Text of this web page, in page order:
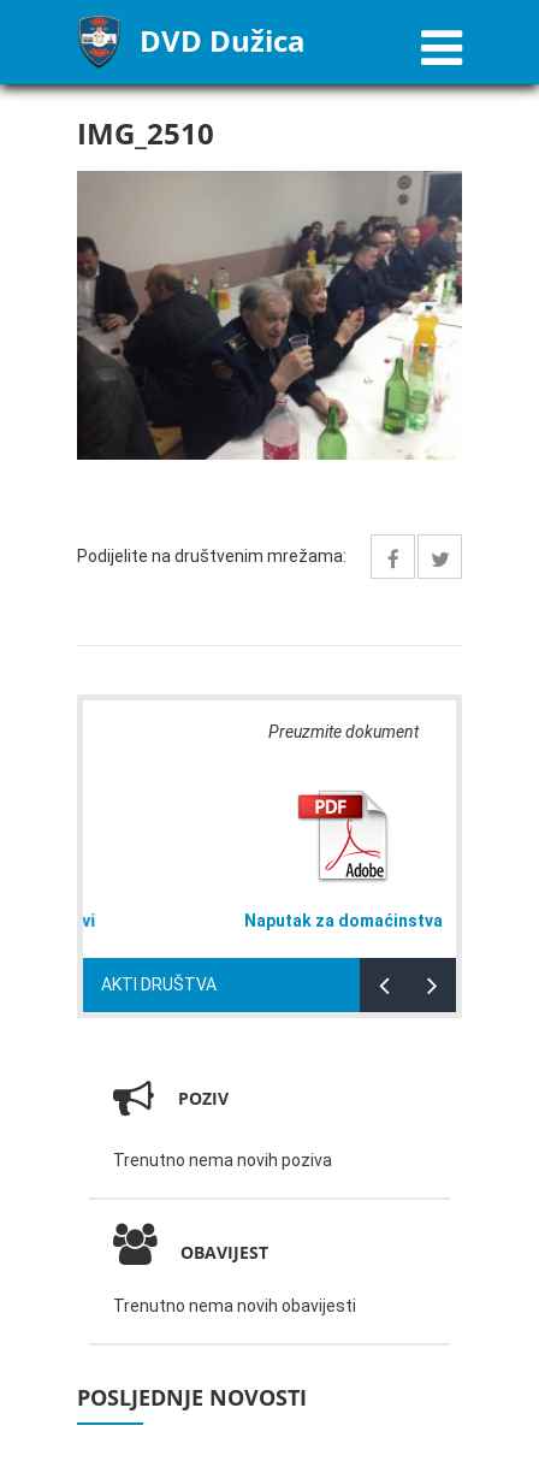
DVD Dužica
IMG_2510
Podijelite na društvenim mrežama:
AKTI DRUŠTVA
Preuzmite dokument
Naputak za domaćinstva
POZIV
Trenutno nema novih poziva
OBAVIJEST
Trenutno nema novih obavijesti
POSLJEDNJE NOVOSTI